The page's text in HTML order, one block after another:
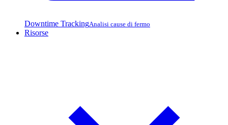
Downtime TrackingAnalisi cause di fermo
Risorse